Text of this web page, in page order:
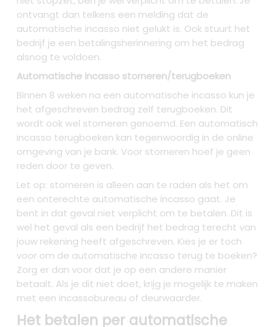
ontvangt dan telkens een melding dat de
automatische incasso niet gelukt is. Ook stuurt het
bedrijf je een betalingsherinnering om het bedrag
alsnog te voldoen.
Automatische incasso storneren/terugboeken
Binnen 8 weken na een automatische incasso kun je
het afgeschreven bedrag zelf terugboeken. Dit
wordt ook wel storneren genoemd. Een automatisch
incasso terugboeken kan tegenwoordig in de online
omgeving van je bank. Voor storneren hoef je geen
reden door te geven.
Let op: storneren is alleen aan te raden als het om
een onterechte automatische incasso gaat. Je
bent in dat geval niet verplicht om te betalen. Dit is
wel het geval als een bedrijf het bedrag terecht van
jouw rekening heeft afgeschreven. Kies je er toch
voor om de automatische incasso terug te boeken?
Zorg er dan voor dat je op een andere manier
betaalt. Als je dit niet doet, krijg je mogelijk te maken
met een incassobureau of deurwaarder.
Het betalen per automatische